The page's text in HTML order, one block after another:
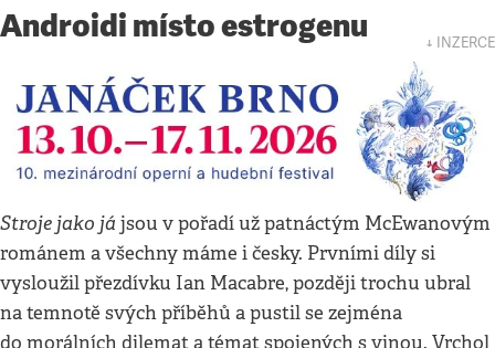
Androidi místo estrogenu ↓ INZERCE
Stroje jako já jsou v pořadí už patnáctým McEwanovým
románem a všechny máme i česky. Prvními díly si
vysloužil přezdívku Ian Macabre, později trochu ubral
na temnotě svých příběhů a pustil se zejména
do morálních dilemat a témat spojených s vinou. Vrchol